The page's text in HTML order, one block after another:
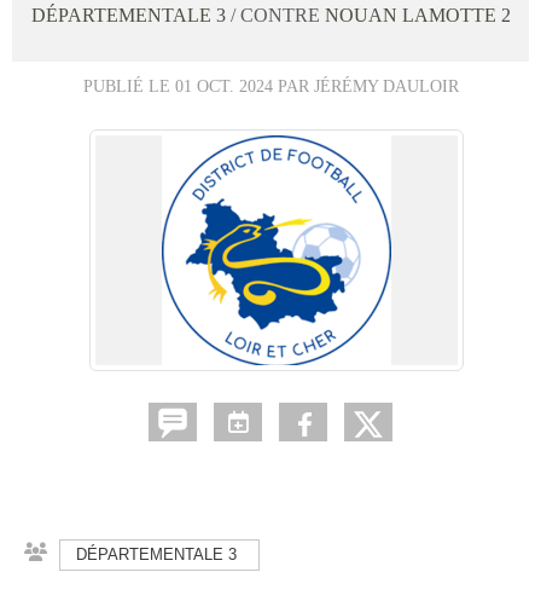
DÉPARTEMENTALE 3 / CONTRE NOUAN LAMOTTE 2
PUBLIÉ LE 01 OCT. 2024PAR JÉRÉMY DAULOIR
DÉPARTEMENTALE 3